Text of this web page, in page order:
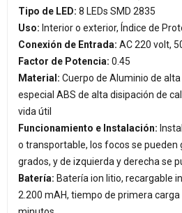
Tipo de LED: 8 LEDs SMD 2835
Uso: Interior o exterior, Índice de
Conexión de Entrada: AC 220 volt,
Factor de Potencia: 0.45
Material: Cuerpo de Aluminio de
especial ABS de alta disipación de
vida útil
Funcionamiento e Instalación:
o transportable, los focos se pueden
grados, y de izquierda y derecha se
Batería: Batería ion litio, recargable
2.200 mAH, tiempo de primera